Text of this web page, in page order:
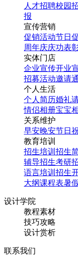
人才招聘校园
报
宣传营销
促销活动节日
周年庆庆功表
实体门店
企业宣传开业
招募活动邀请
个人生活
个人简历婚礼
情侣相册宝宝
关系维护
早安晚安节日
教育培训
招生培训 招生
辅导招生考研
语言培训招生
大纲课程表暑
设计学院
教程素材
技巧攻略
设计赏析
联系我们